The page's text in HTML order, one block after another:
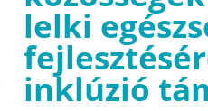
lelki
inklúzió